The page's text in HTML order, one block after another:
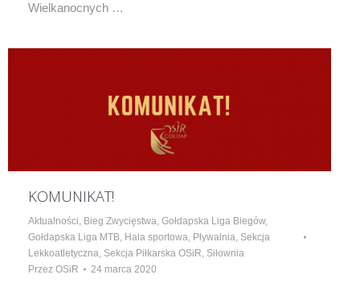
Wielkanocnych …
KOMUNIKAT!
Aktualności Bieg Zwycięstwa Gołdapska Liga Biegów,
Gołdapska Liga MTB Hala sportowa Pływalnia Sekcja
Lekkoatletyczna Sekcja Piłkarska OSiR Siłownia
Przez OSiR 24 marca 2020